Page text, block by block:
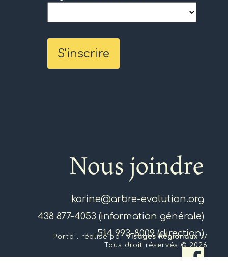
Nous joindre
karine@arbre-evolution.org
438 877-4053 (information générale)
514 993-8009 (direction)
Portail réalisé parVisages Régionaux //
Tous droit réservés © 2026